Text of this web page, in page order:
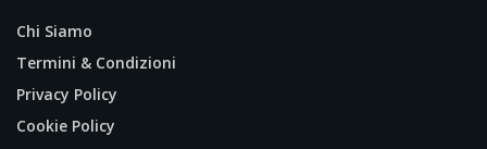
Chi Siamo
Termini & Condizioni
Privacy Policy
Cookie Policy